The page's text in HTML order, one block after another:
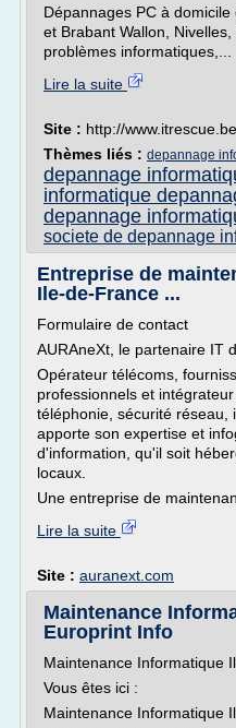
Dépannages PC à
et Brabant Wallon,
problèmes informatiques,...
Lire la suite
Site : http://www.itrescue.be
Thèmes liés : depannage
depannage
informatique
depannage
societe de depannage
Entreprise de
Ile-de-France ...
Formulaire de contact
AURAneXt, le partenaire IT
Opérateur télécoms,
professionnels et
téléphonie, sécurité réseau,
apporte son expertise et
d'information, qu'il soit
locaux.
Une entreprise de
Lire la suite
Site : auranext.com
Maintenance
Europrint Info
Maintenance Informatique
Vous êtes ici :
Maintenance Informatique